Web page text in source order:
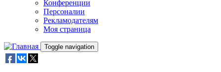
Конференции
Персоналии
Рекламодателям
Моя страница
Toggle navigation